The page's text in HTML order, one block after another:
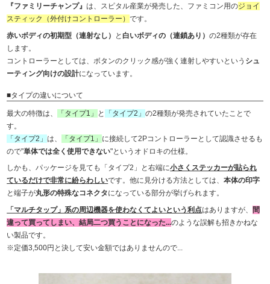
『ファミリーチャンプ』は、スピタル産業が発売した、ファミコン用のジョイ
スティック（外付けコントローラー）です。
赤いボディの初期型（連射なし）
と 白いボディの（連鎖あり）の2種類が存在
します。
コントローラーとしては、ボタンのクリック感が強く連射しやすいという シュ
ーティング向けの設計になっています。
■タイプの違いについて
最大の特徴は、 「タイプ1」 と 「タイプ2」の2種類が発売されていたことで
す。
「タイプ2」は、 「タイプ1」 に接続して2Pコントローラーとして認識させるも
ので"単体では全く使用できない"というオドロキの仕様。
しかも、パッケージを見ても「タイプ2」と右端に小さくステッカーが貼られ
ているだけで非常に紛らわしいです。他に見分ける方法としては、本体の印字
と端子が丸形の特殊なコネクタになっている部分が挙げられます。
「マルチタップ」系の周辺機器を使わなくてよいという利点はありますが、 間
違って買ってしまい、結局二つ買うことになった...のような誤解も招きかねな
い製品です。
※定価3,500円と決して安い金額ではありませんので...